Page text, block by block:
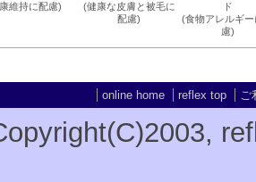
康維持に配慮)
(健康な皮膚と被毛に
配慮)
ド
(食物アレルギー
慮)
online home reflex top ご
,